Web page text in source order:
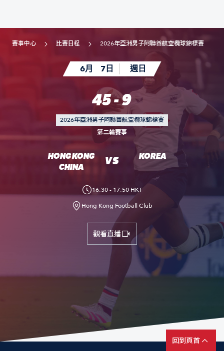
賽事中心 比賽日程 2026年亞洲男子阿聯酋航空欖球錦標賽
6月 7日 週日
45 - 9
2026年亞洲男子阿聯酋航空欖球錦標賽
第二輪賽事
HONG KONG
CHINA
VS KOREA
16:30 - 17:50 HKT
Hong Kong Football Club
觀看直播
回到頁首